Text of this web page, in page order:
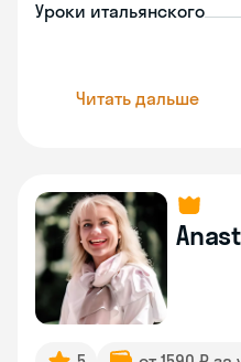
Уроки итальянского
Читать дальше